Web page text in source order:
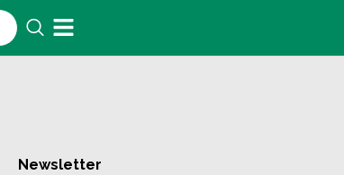
Newsletter